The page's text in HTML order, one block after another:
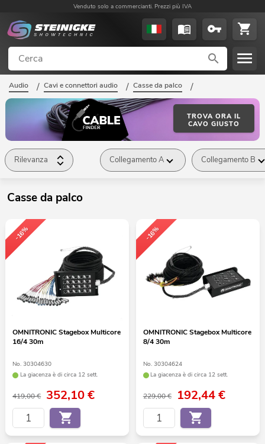
Venduto solo a commercianti. Prezzi più IVA
Audio / Cavi e connettori audio / Casse da palco /
TROVA ORA IL
CAVO GIUSTO
Rilevanza Collegamento A Collegamento B
Casse da palco
-16%
OMNITRONIC Stagebox Multicore
16/4 30m
No. 30304630
La giacenza è di circa 12 sett.
419,00 € 352,10€
-16%
OMNITRONIC Stagebox Multicore
8/4 30m
No. 30304624
La giacenza è di circa 12 sett.
229,00 € 192,44€